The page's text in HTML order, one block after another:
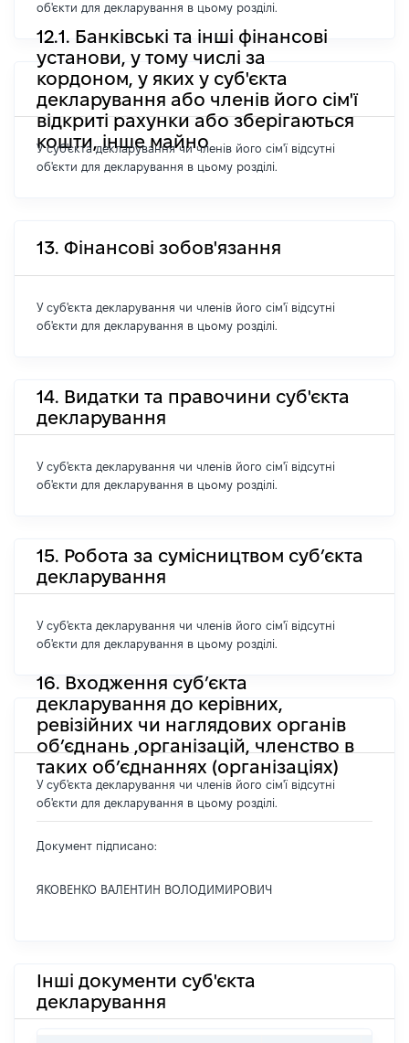
об'єкти для декларування в цьому розділі.
12.1. Банківські та інші фінансові
установи, у тому числі за
кордоном, у яких у суб'єкта
декларування або членів його сім'ї
відкриті рахунки або зберігаються
кошти, інше майно
У суб'єкта декларування чи членів його сім'ї відсутні
об'єкти для декларування в цьому розділі.
13. Фінансові зобов'язання
У суб'єкта декларування чи членів його сім'ї відсутні
об'єкти для декларування в цьому розділі.
14. Видатки та правочини суб'єкта
декларування
У суб'єкта декларування чи членів його сім'ї відсутні
об'єкти для декларування в цьому розділі.
15. Робота за сумісництвом суб’єкта
декларування
У суб'єкта декларування чи членів його сім'ї відсутні
об'єкти для декларування в цьому розділі.
16. Входження суб’єкта
декларування до керівних,
ревізійних чи наглядових органів
об’єднань ,організацій, членство в
таких об’єднаннях (організаціях)
У суб'єкта декларування чи членів його сім'ї відсутні
об'єкти для декларування в цьому розділі.
Документ підписано:
ЯКОВЕНКО ВАЛЕНТИН ВОЛОДИМИРОВИЧ
Інші документи суб'єкта
декларування